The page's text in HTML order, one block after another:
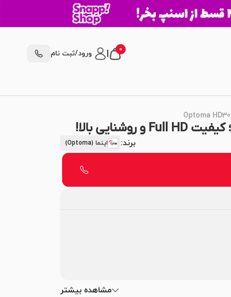
0
| ورود/ثبت نام
برند: اپتما (Optoma)
مشاهده بیشتر